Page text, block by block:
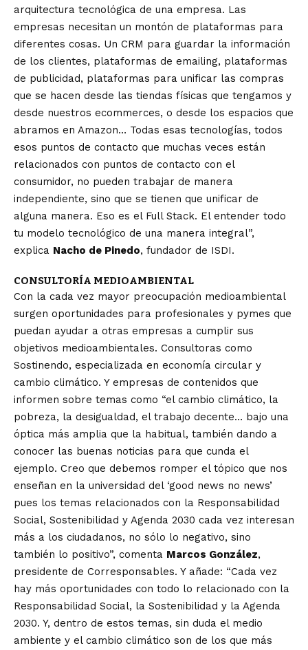
arquitectura tecnológica de una empresa. Las
empresas necesitan un montón de plataformas para
diferentes cosas. Un CRM para guardar la información
de los clientes, plataformas de emailing, plataformas
de publicidad, plataformas para unificar las compras
que se hacen desde las tiendas físicas que tengamos y
desde nuestros ecommerces, o desde los espacios que
abramos en Amazon… Todas esas tecnologías, todos
esos puntos de contacto que muchas veces están
relacionados con puntos de contacto con el
consumidor, no pueden trabajar de manera
independiente, sino que se tienen que unificar de
alguna manera. Eso es el Full Stack. El entender todo
tu modelo tecnológico de una manera integral”,
explica Nacho de Pinedo, fundador de ISDI.
CONSULTORÍA MEDIOAMBIENTAL
Con la cada vez mayor preocupación medioambiental
surgen oportunidades para profesionales y pymes que
puedan ayudar a otras empresas a cumplir sus
objetivos medioambientales. Consultoras como
Sostinendo, especializada en economía circular y
cambio climático. Y empresas de contenidos que
informen sobre temas como “el cambio climático, la
pobreza, la desigualdad, el trabajo decente… bajo una
óptica más amplia que la habitual, también dando a
conocer las buenas noticias para que cunda el
ejemplo. Creo que debemos romper el tópico que nos
enseñan en la universidad del ‘good news no news’
pues los temas relacionados con la Responsabilidad
Social, Sostenibilidad y Agenda 2030 cada vez interesan
más a los ciudadanos, no sólo lo negativo, sino
también lo positivo”, comenta Marcos González,
presidente de Corresponsables. Y añade: “Cada vez
hay más oportunidades con todo lo relacionado con la
Responsabilidad Social, la Sostenibilidad y la Agenda
2030. Y, dentro de estos temas, sin duda el medio
ambiente y el cambio climático son de los que más